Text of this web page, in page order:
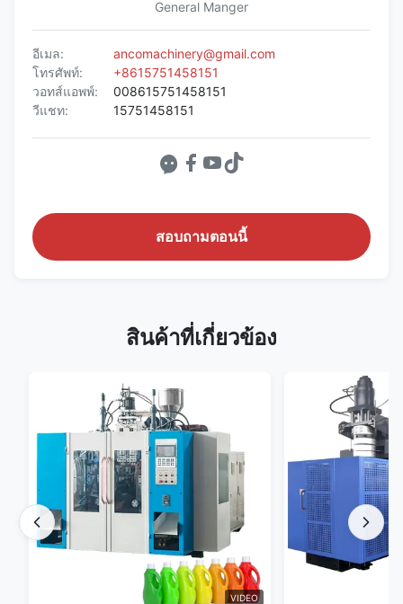
General Manger
อีเมล:
ancomachinery@gmail.com
โทรศัพท์:
+8615751458151
วอทส์แอพพ์:
008615751458151
วีแชท:
15751458151
สอบถามตอนนี้
สินค้าที่เกี่ยวข้อง
VIDEO